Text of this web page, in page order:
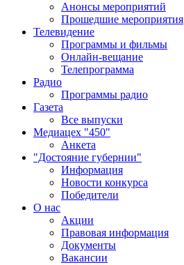
Анонсы мероприятий
Прошедшие мероприятия
Телевидение
Программы и фильмы
Онлайн-вещание
Телепрограмма
Радио
Программы радио
Газета
Все выпуски
Медиацех "450"
Анкета
"Достояние губернии"
Информация
Новости конкурса
Победители
О нас
Акции
Правовая информация
Документы
Вакансии